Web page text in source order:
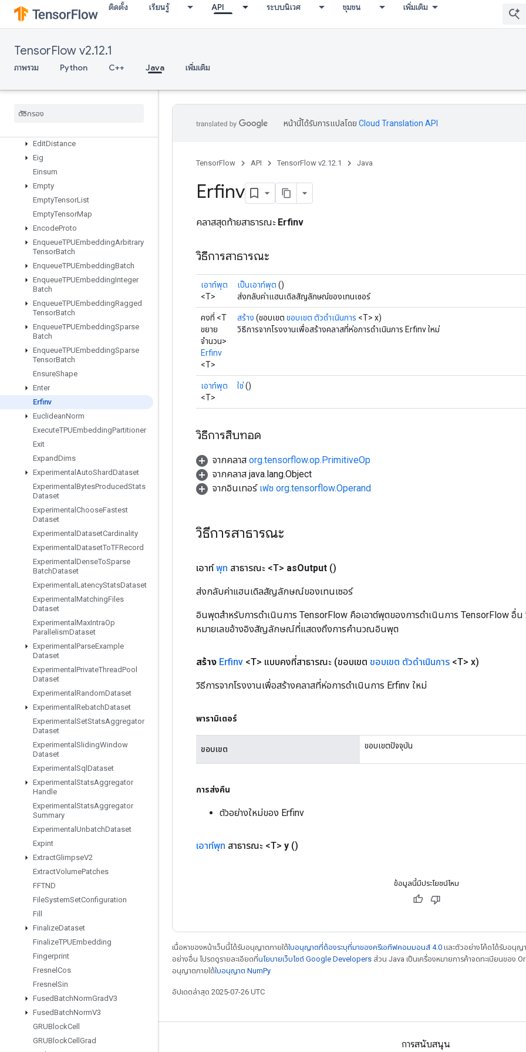
ติดตั้ง เรียนรู้ API ระบบนิเวศ ชุมชน เพิ่มเติม
TensorFlow v2.12.1
ภาพรวม Python C++ Java เพิ่มเติม
DistributedSave
DrawBoundingBoxesV2
DummyMemoryCache
DummySeedGenerator
DynamicEnqueueTPUEmbedding
Dynamic
EditDistance
Eig
Einsum
Empty
EmptyTensorList
EmptyTensorMap
EncodeProto
EnqueueTPUEmbeddingArbitrary
TensorBatch
EnqueueTPUEmbeddingBatch
EnqueueTPUEmbeddingInteger
Batch
EnqueueTPUEmbeddingRagged
TensorBatch
EnqueueTPUEmbeddingSparse
Batch
EnqueueTPUEmbeddingSparse
TensorBatch
EnsureShape
Enter
Erfinv
EuclideanNorm
ExecuteTPUEmbeddingPartitioner
Exit
ExpandDims
Experimental AutoShardDataset
Experimental BytesProducedStats
Dataset
Experimental ChooseFastest
Dataset
Experimental DatasetCardinality
Experimental DatasetToTFRecord
Experimental DenseToSparse
BatchDataset
Experimental LatencyStatsDataset
Experimental MatchingFiles
Dataset
Experimental MaxIntraOp
ParallelismDataset
Experimental ParseExample
Dataset
Experimental PrivateThreadPool
Dataset
Experimental RandomDataset
Experimental RebatchDataset
Experimental SetStatsAggregator
Dataset
Experimental SlidingWindow
Dataset
Experimental Sql Dataset
Experimental StatsAggregator
Handle
Experimental StatsAggregator
Summary
Experimental UnbatchDataset
Expint
ExtractGlimpseV2
ExtractVolumePatches
FFTND
FileSystemSetConfiguration
Fill
FinalizeDataset
FinalizeTPUEmbedding
Fingerprint
Fresnel Cos
Fresnel Sin
FusedBatchNormGradV3
FusedBatchNormV3
GRUBlockCell
GRUBlockCell Grad
หน้านี้ได้รับการแปลโดย Cloud Translation API
TensorFlow API TensorFlow v2.12.1 Java
Erfinv
คลาสสุดท้ายสาธารณะ Erfinv
วิธีการสาธารณะ
เอาท์พุต
<T>
เป็นเอาท์พุต ()
ส่งกลับค่าแฮนเดิลสัญลักษณ์ของเทนเซอร์
คงที่ <T
ขยาย
จำนวน>
Erfinv
<T>
สร้าง (ขอบเขต ขอบเขต ตัวดำเนินการ <T> x)
วิธีการจากโรงงานเพื่อสร้างคลาสที่ห่อการดำเนินการ Erfinv ใหม่
เอาท์พุต
<T>
ใช่()
วิธีการสืบทอด
จากคลาส org.tensorflow.op.PrimitiveOp
จากคลาส java.lang.Object
จากอินเทอร์ เฟซ org.tensorflow.Operand
วิธีการสาธารณะ
เอาท์พุท สาธารณะ <T> asOutput ()
ส่งกลับค่าแฮนเดิลสัญลักษณ์ของเทนเซอร์
อินพุตสำหรับการดำเนินการ TensorFlow คือเอาต์พุตของการดำเนินการ TensorFlow อื่น
หมายเลขอ้างอิงสัญลักษณ์ที่แสดงถึงการคำนวณอินพุต
สร้าง Erfinv <T> แบบคงที่สาธารณะ (ขอบเขต ขอบเขต ตัวดำเนินการ <T> x)
วิธีการจากโรงงานเพื่อสร้างคลาสที่ห่อการดำเนินการ Erfinv ใหม่
พารามิเตอร์
ขอบเขต ขอบเขตปัจจุบัน
การส่งคืน
ตัวอย่างใหม่ของ Erfinv
เอาท์พุท สาธารณะ <T> y ()
ข้อมูลนี้มีประโยชน์ไหม
เนื้อหาของหน้าเว็บนี้ได้รับอนุญาตภายใต้ใบอนุญาตที่ต้องระบุที่มาของครีเอทีฟคอมมอนส์ 4.0 และตัวอย่างโค้ดได้รับอนุญ
อย่างอื่น โปรดดูรายละเอียดที่นโยบายเว็บไซต์ Google Developers ส่วน Java เป็นเครื่องหมายการค้าจดทะเบียนของ
อนุญาตภายใต้ใบอนุญาต NumPy
อัปเดตล่าสุด 2025-07-26 UTC
เชื่อมต่อเสมอ การสนับสนุน